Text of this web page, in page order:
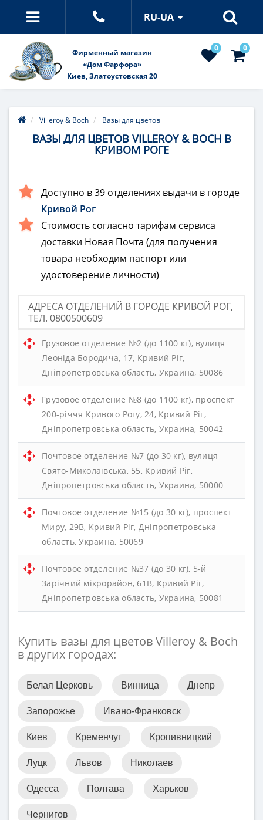
RU-UA
Фирменный магазин
«Дом Фарфора»
Киев, Златоустовская 20
0 0
Villeroy & Boch Вазы для цветов
ВАЗЫ ДЛЯ ЦВЕТОВ VILLEROY & BOCH В
КРИВОМ РОГЕ
Доступно в 39 отделениях выдачи в городе
Кривой Рог
Стоимость согласно тарифам сервиса
доставки Новая Почта (для получения
товара необходим паспорт или
удостоверение личности)
АДРЕСА ОТДЕЛЕНИЙ В ГОРОДЕ КРИВОЙ РОГ,
ТЕЛ. 0800500609
Грузовое отделение №2 (до 1100 кг), вулиця
Леоніда Бородича, 17, Кривий Ріг,
Дніпропетровська область, Украина, 50086
Грузовое отделение №8 (до 1100 кг), проспект
200-річчя Кривого Рогу, 24, Кривий Ріг,
Дніпропетровська область, Украина, 50042
Почтовое отделение №7 (до 30 кг), вулиця
Свято-Миколаївська, 55, Кривий Ріг,
Дніпропетровська область, Украина, 50000
Почтовое отделение №15 (до 30 кг), проспект
Миру, 29В, Кривий Ріг, Дніпропетровська
область, Украина, 50069
Почтовое отделение №37 (до 30 кг), 5-й
Зарічний мікрорайон, 61В, Кривий Ріг,
Дніпропетровська область, Украина, 50081
Купить вазы для цветов Villeroy & Boch
в других городах:
Белая Церковь Винница Днепр
Запорожье Ивано-Франковск
Киев Кременчуг Кропивницкий
Луцк Львов Николаев
Одесса Полтава Харьков
Чернигов